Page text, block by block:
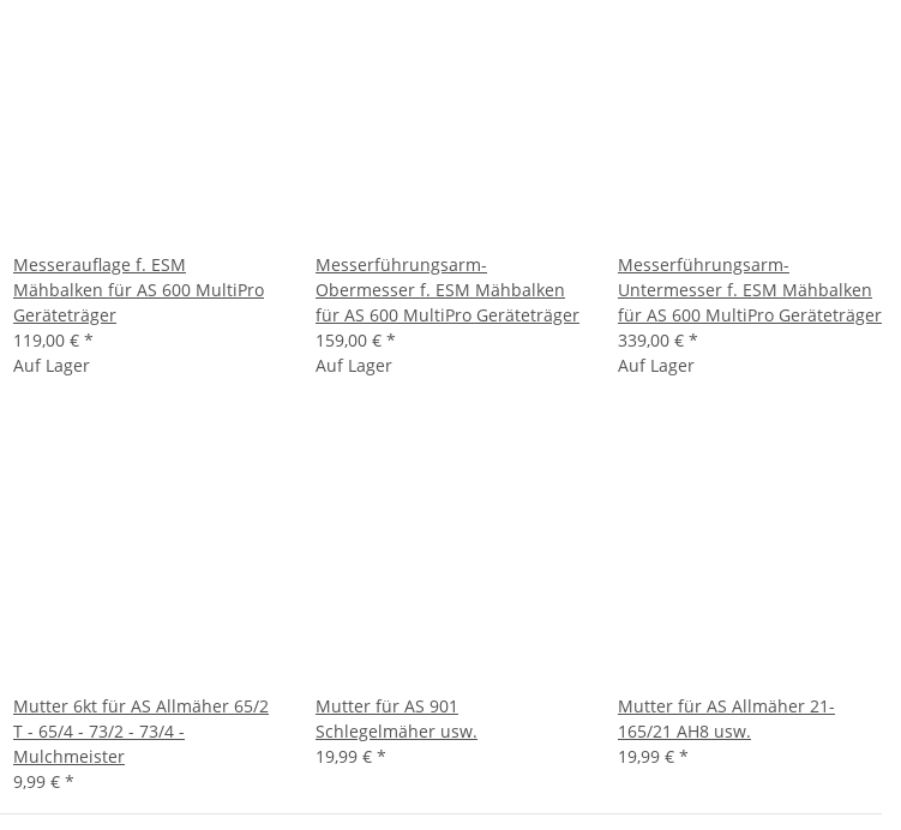
Messerauflage f. ESM
Mähbalken für AS 600 MultiPro
Geräteträger
119,00 € *
Messerführungsarm-
Obermesser f. ESM Mähbalken
für AS 600 MultiPro Geräteträger
159,00 € *
Messerführungsarm-
Untermesser f. ESM Mähbalken
für AS 600 MultiPro Geräteträger
339,00 € *
Auf Lager
Mutter 6kt für AS Allmäher 65/2
T - 65/4 - 73/2 - 73/4 -
Mulchmeister
9,99 € *
Auf Lager
Mutter für AS 901
Schlegelmäher usw.
19,99 € *
Auf Lager
Mutter für AS Allmäher 21-
165/21 AH8 usw.
19,99 € *